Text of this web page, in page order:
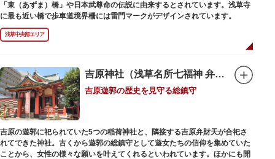
「東（あずま）橋」や日本武尊命の伝説に由来するとされています。浅草寺
に最も近い橋で歩車道境界柵には雷門マークがデザインされています。
浅草中央部エリア
吉原神社（浅草名所七福神 弁財天）
吉原遊郭の歴史を見守る総鎮守
吉原の遊郭に祀られていた5つの稲荷神社と、隣接する吉原弁財天が合祀さ
れてできた神社。古くから遊郭の総鎮守として遊女たちの信仰を集めていた
ことから、女性の様々な願いを叶えてくれるといわれています。ほかにも開